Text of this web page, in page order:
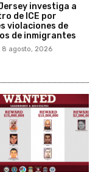
investiga a
de ICE por
violaciones de
de inmigrantes
8 agosto, 2026